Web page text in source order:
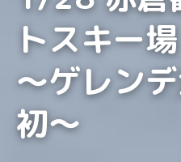
トスキー場
〜ゲレン
初〜